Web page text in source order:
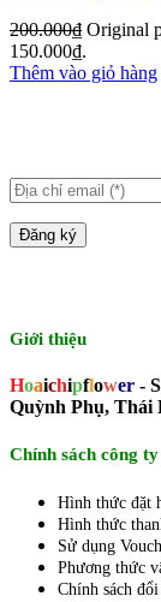
200.000₫ Original
150.000₫.
Thêm vào giỏ hàng
Giới thiệu
Hoaichipflower -
Quỳnh Phụ, Thái
Chính sách công ty
Hình thức đặt
Hình thức
Sử dụng
Phương thức
Chính sách